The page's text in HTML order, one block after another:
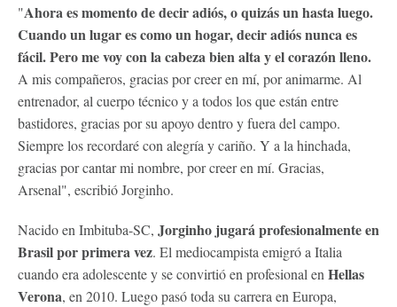
"Ahora es momento de decir adiós, o quizás un hasta luego.
Cuando un lugar es como un hogar, decir adiós nunca es
fácil. Pero me voy con la cabeza bien alta y el corazón lleno.
A mis compañeros, gracias por creer en mí, por animarme. Al
entrenador, al cuerpo técnico y a todos los que están entre
bastidores, gracias por su apoyo dentro y fuera del campo.
Siempre los recordaré con alegría y cariño. Y a la hinchada,
gracias por cantar mi nombre, por creer en mí. Gracias,
Arsenal", escribió Jorginho.
Nacido en Imbituba-SC, Jorginho jugará profesionalmente en
Brasil por primera vez. El mediocampista emigró a Italia
cuando era adolescente y se convirtió en profesional en Hellas
Verona, en 2010. Luego pasó toda su carrera en Europa,